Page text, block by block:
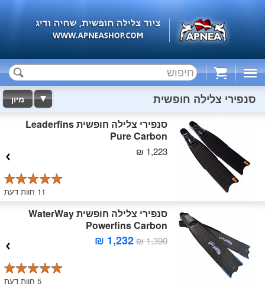
סנפירי צלילה חופשית מיון
סנפירי צלילה חופשית Leaderfins
Pure Carbon
1,223 ₪
11 חוות דעת
סנפירי צלילה חופשית WaterWay
Powerfins Carbon
1,390 ₪
1,232 ₪
5 חוות דעת